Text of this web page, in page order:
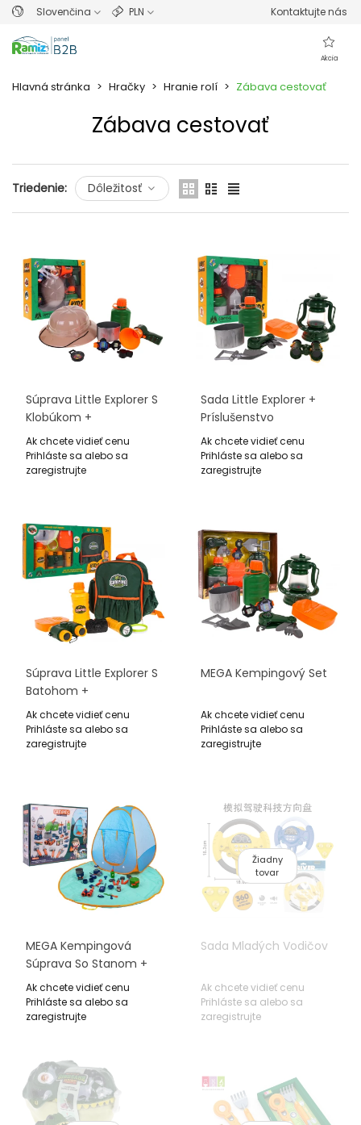
Slovenčina PLN Kontaktujte nás
Akcia
Hlavná stránka > Hračky > Hranie rolí > Zábava cestovať
Zábava cestovať
Triedenie:
Dôležitosť
Súprava Little Explorer S
Klobúkom +
Príslušenstvo
Ak chcete vidieť cenu
Prihláste sa alebo sa
zaregistrujte
Sada Little Explorer +
Príslušenstvo
Ak chcete vidieť cenu
Prihláste sa alebo sa
zaregistrujte
Súprava Little Explorer S
Batohom +
Príslušenstvo
Ak chcete vidieť cenu
Prihláste sa alebo sa
zaregistrujte
MEGA Kempingový Set
Ak chcete vidieť cenu
Prihláste sa alebo sa
zaregistrujte
MEGA Kempingová
Súprava So Stanom +
Príslušenstvo
Ak chcete vidieť cenu
Prihláste sa alebo sa
zaregistrujte
Žiadny
tovar
Sada Mladých Vodičov
Ak chcete vidieť cenu
Prihláste sa alebo sa
zaregistrujte